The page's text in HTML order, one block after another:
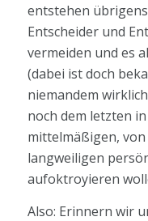
entstehen
Entscheider und
vermeiden und es
(dabei ist doch
niemandem
noch dem letzten
mittelmäßigen,
langweiligen
aufoktroyieren
Also: Erinnern wir